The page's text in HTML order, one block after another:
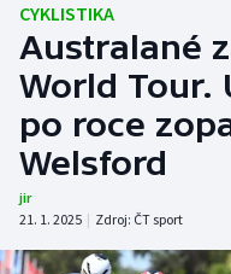
Cyklistika
DALŠÍ SPORTY
Americký fotbal
Baseball a softbal
NEPŘEHLÉDNĚTE
Soutěže
CYKLISTIKA
Australané
World Tour.
po roce
Welsford
jir
21. 1. 2025 | Zdroj: ČT sport